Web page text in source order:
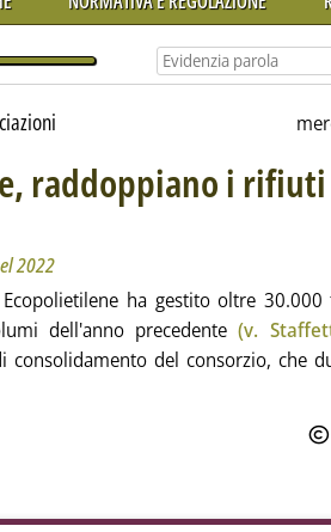
raddoppiano i
2022
ha gestito oltre
dell'anno precedente(v.
consolidamento del consorzio, che